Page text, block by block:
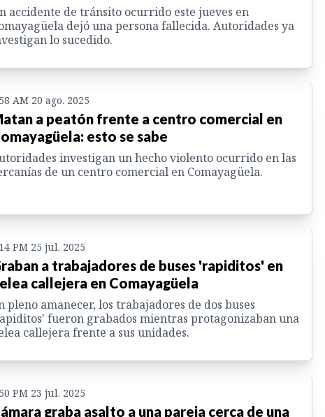
accidente de tránsito ocurrido este jueves en
dejó una persona fallecida. Autoridades ya
lo sucedido.
AM 20 ago. 2025
a peatón frente a centro comercial en
esto se sabe
investigan un hecho violento ocurrido en las
de un centro comercial en Comayagüela.
PM 25 jul. 2025
a trabajadores de buses 'rapiditos' en
callejera en Comayagüela
pleno amanecer, los trabajadores de dos buses
fueron grabados mientras protagonizaban una
callejera frente a sus unidades.
PM 23 jul. 2025
graba asalto a una pareja cerca de una